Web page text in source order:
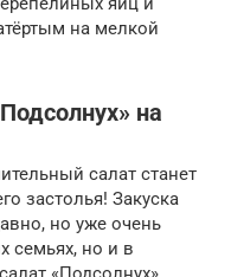
на мелкой
на
салат станет
застолья! Закуска
но уже очень
семьях, но и в